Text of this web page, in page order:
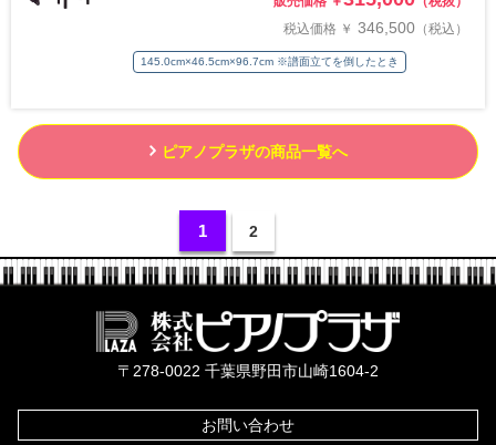
税込価格 ￥ 346,500 （税込）
145.0cm×46.5cm×96.7cm ※譜面立てを倒したとき
ピアノプラザの商品一覧へ
1 2
〒278-0022 千葉県野田市山崎1604-2
お問い合わせ